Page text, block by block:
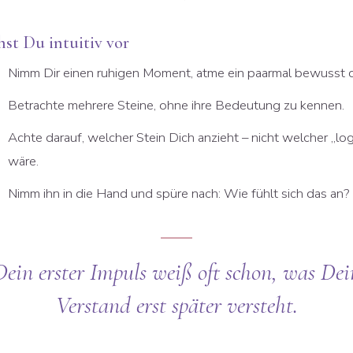
Du intuitiv vor
Nimm Dir einen ruhigen Moment, atme ein paarmal bewusst
Betrachte mehrere Steine, ohne ihre Bedeutung zu kennen.
Achte darauf, welcher Stein Dich anzieht – nicht welcher
wäre.
Nimm ihn in die Hand und spüre nach: Wie fühlt sich das an?
erster Impuls weiß oft schon, was
Verstand erst später versteht.